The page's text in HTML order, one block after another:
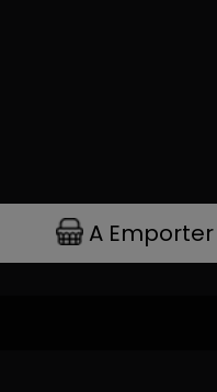
A Emporter